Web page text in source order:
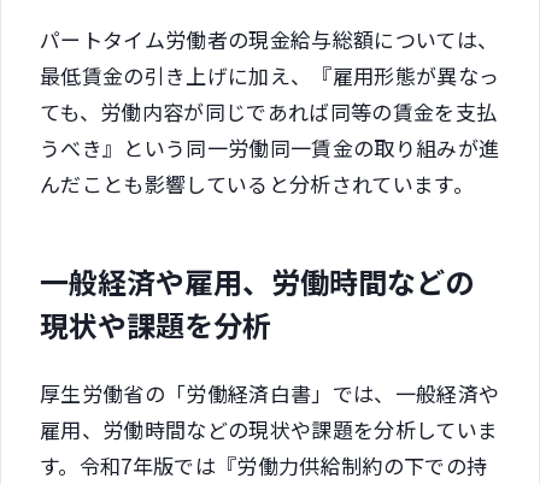
パートタイム労働者の現金給与総額については、
最低賃金の引き上げに加え、『雇用形態が異なっ
ても、労働内容が同じであれば同等の賃金を支払
うべき』という同一労働同一賃金の取り組みが進
んだことも影響していると分析されています。
一般経済や雇用、労働時間などの
現状や課題を分析
厚生労働省の「労働経済白書」では、一般経済や
雇用、労働時間などの現状や課題を分析していま
す。令和7年版では『労働力供給制約の下での持